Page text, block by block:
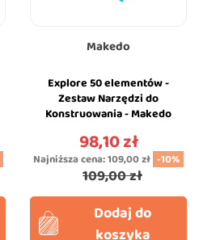
Makedo
Explore 50 elementów -
Zestaw Narzędzi do
Konstruowania - Makedo
Cena
98,10 zł
Najniższa cena:109,00 zł -10%
109,00 zł
Dodaj do
koszyka